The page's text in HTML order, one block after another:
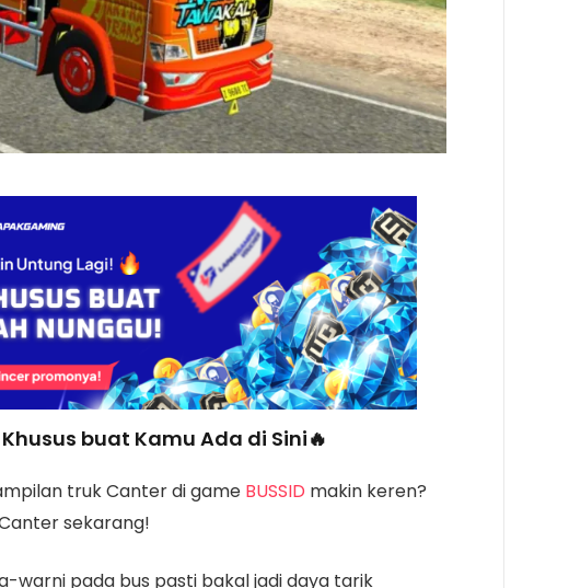
Khusus buat Kamu Ada di Sini🔥
truk Canter di game BUSSID makin keren?
sekarang!
warni pada bus pasti bakal jadi daya tarik